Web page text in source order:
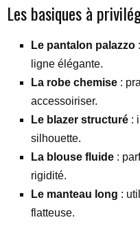
Les basiques à
Le pantalon palazzo
ligne élégante.
La robe chemise :
accessoiriser.
Le blazer structuré :
silhouette.
La blouse fluide :
rigidité.
Le manteau long :
flatteuse.